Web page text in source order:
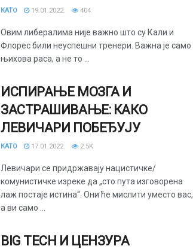
КАТО 19.01.2022. 404
Овим либералима није важно што су Кали и
Флорес били неуспешни тренери. Важна је само
њихова раса, а не то ...
ИСПИРАЊЕ МОЗГА И
ЗАСТРАШИВАЊЕ: КАКО
ЛЕВИЧАРИ ПОБЕЂУЈУ
КАТО 17.01.2022. 2.5K
Левичари се придржавају нацистичке/
комунистичке изреке да „сто пута изговорена
лаж постаје истина“. Они ће мислити уместо вас,
а ви само ...
BIG TECH И ЦЕНЗУРА